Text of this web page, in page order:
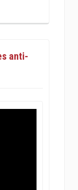
anti-